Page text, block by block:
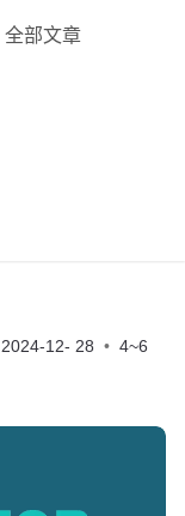
全部文章
2024-12- 28
4~6